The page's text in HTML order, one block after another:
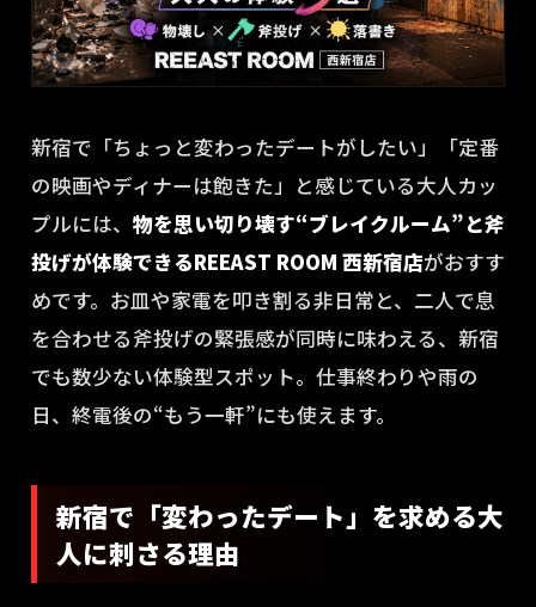
新宿で「ちょっと変わったデートがしたい」「定番
の映画やディナーは飽きた」と感じている大人カッ
プルには、 物を思い切り壊す“ブレイクルーム”と斧
投げが体験できるREEAST ROOM 西新宿店がおすす
めです。お皿や家電を叩き割る非日常と、二人で息
を合わせる斧投げの緊張感が同時に味わえる、新宿
でも数少ない体験型スポット。仕事終わりや雨の
日、終電後の“もう一軒”にも使えます。
新宿で「変わったデート」を求める大
人に刺さる理由